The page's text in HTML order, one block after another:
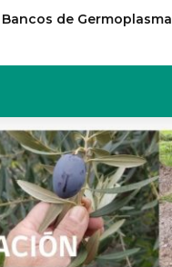
Bancos de Germoplasma